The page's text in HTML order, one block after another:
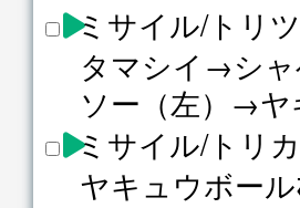
ミサイル/トリツ
タマシイ→シ
ソー（左）→ヤ
ミサイル/トリカ
ヤキュウボー